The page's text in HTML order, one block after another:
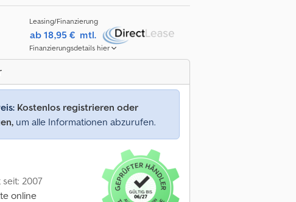
Leasing/Finanzierung
ab 18,95 € mtl.
Finanzierungsdetails hier
Kostenlos registrieren oder
um alle Informationen abzurufen.
2007
online